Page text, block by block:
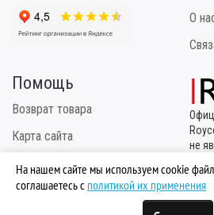
О
Помощь
Возврат товара
Карта сайта
Инструкция по укладке
не
ТМ
На нашем сайте мы используем cookie
соглашаетесь с политикой их применения